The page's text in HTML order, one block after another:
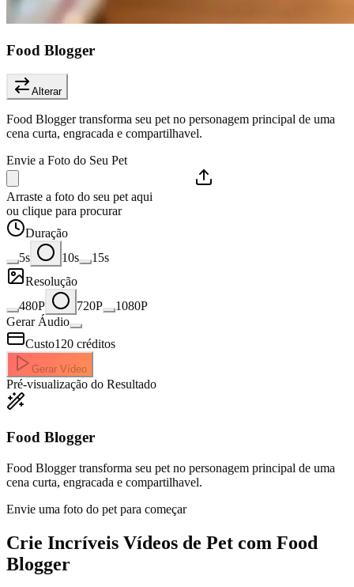
Food Blogger
Alterar
Food Blogger transforma seu pet no personagem principal de uma
cena curta, engracada e compartilhavel.
Envie a Foto do Seu Pet
Arraste a foto do seu pet aqui
ou clique para procurar
Duração
5s
10s
15s
Resolução
480P
720P
1080P
Gerar Áudio
Custo120 créditos
Gerar Vídeo
Pré-visualização do Resultado
Food Blogger
Food Blogger transforma seu pet no personagem principal de uma
cena curta, engracada e compartilhavel.
Envie uma foto do pet para começar
Crie Incríveis Vídeos de Pet com Food
Blogger